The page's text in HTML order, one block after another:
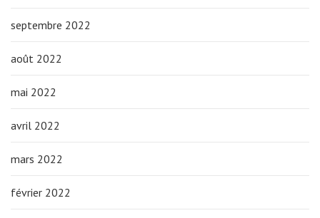
septembre 2022
août 2022
mai 2022
avril 2022
mars 2022
février 2022